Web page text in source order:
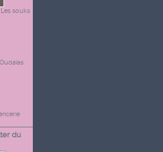
souks
du